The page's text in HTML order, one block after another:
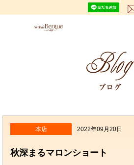
本店 2022年09月20日
秋深まるマロンショート